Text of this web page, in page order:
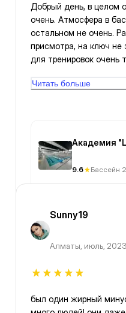
Добрый день, в целом
очень. Атмосфера в
остальном не очень.
присмотра, на ключ не
для тренировок очень
стороны,по колено; с
владею ситуацией что
уборных, но в женских,
территории, не
удивительно, чисто
Читать больше
Академия
9.6 Бассейн
Sunny19
Алматы, июль, 2023
был один жирный